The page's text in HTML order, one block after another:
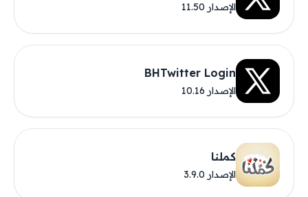
الإصدار 11.50
BHTwitter Login
الإصدار 10.16
كملنا
الإصدار 3.9.0